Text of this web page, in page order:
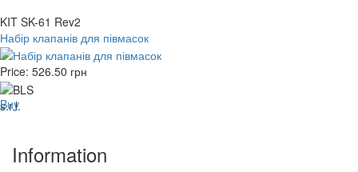
KIT SK-61 Rev2
Набір клапанів для півмасок
Price: 526.50 грн
Buy
Information